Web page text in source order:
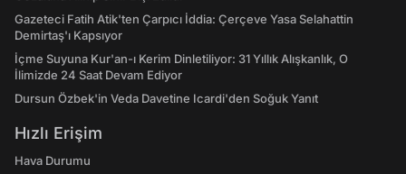
Gazeteci Fatih Atik'ten Çarpıcı İddia: Çerçeve Yasa Selahattin
Demirtaş'ı Kapsıyor
İçme Suyuna Kur'an-ı Kerim Dinletiliyor: 31 Yıllık Alışkanlık, O
İlimizde 24 Saat Devam Ediyor
Dursun Özbek'in Veda Davetine Icardi'den Soğuk Yanıt
Hızlı Erişim
Hava Durumu